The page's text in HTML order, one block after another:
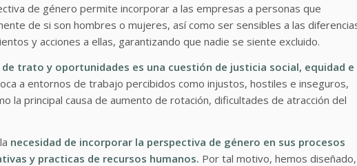
de género permite incorporar a las empresas a personas que
de si son hombres o mujeres, así como ser sensibles a las
y acciones a ellas, garantizando que nadie se siente excluido.
trato y oportunidades es una cuestión de justicia social, equidad e
a entornos de trabajo percibidos como injustos, hostiles e inseguros,
la principal causa de aumento de rotación, dificultades de atracción del
necesidad de incorporar la perspectiva de género en sus procesos
y practicas de recursos humanos. Por tal motivo, hemos diseñado,